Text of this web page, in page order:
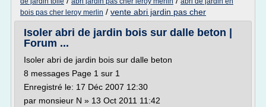
bois pas cher leroy merlin / vente abri jardin pas cher
Isoler abri de jardin bois sur dalle beton |
Forum ...
Isoler abri de jardin bois sur dalle beton
8 messages Page 1 sur 1
Enregistré le: 17 Déc 2007 12:30
par monsieur N » 13 Oct 2011 11:42